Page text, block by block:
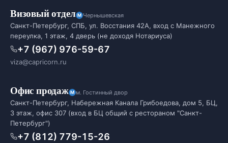
Визовый отдел Чернышевская
Санкт-Петербург, СПБ, ул. Восстания 42А, вход с Манежного
переулка, 1 этаж, 4 дверь (не доходя Нотариуса)
+7 (967) 976-59-67
viza@capricorn.ru
Офис продаж м. Гостинный двор
Санкт-Петербург, Набережная Канала Грибоедова, дом 5, БЦ,
3 этаж, офис 307 (вход в БЦ общий с рестораном "Санкт-
Петербург")
+7 (812) 779-15-26